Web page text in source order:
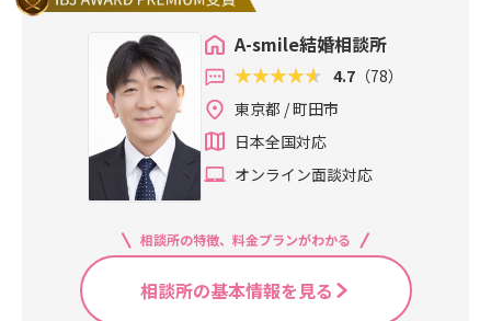
A-smile結婚相談所
4.7 （78）
東京都 / 町田市
日本全国対応
オンライン面談対応
相談所の特徴、料金プランがわかる
相談所の基本情報を見る